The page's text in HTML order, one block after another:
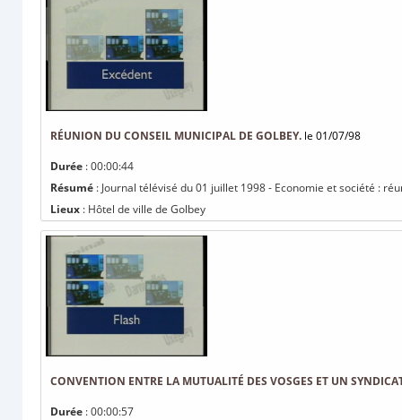
RÉUNION DU CONSEIL MUNICIPAL DE GOLBEY. le 01/07/98
Durée : 00:00:44
Résumé : Journal télévisé du 01 juillet 1998 - Economie et société :
Lieux : Hôtel de ville de Golbey
CONVENTION ENTRE LA MUTUALITÉ DES VOSGES ET UN
Durée : 00:00:57